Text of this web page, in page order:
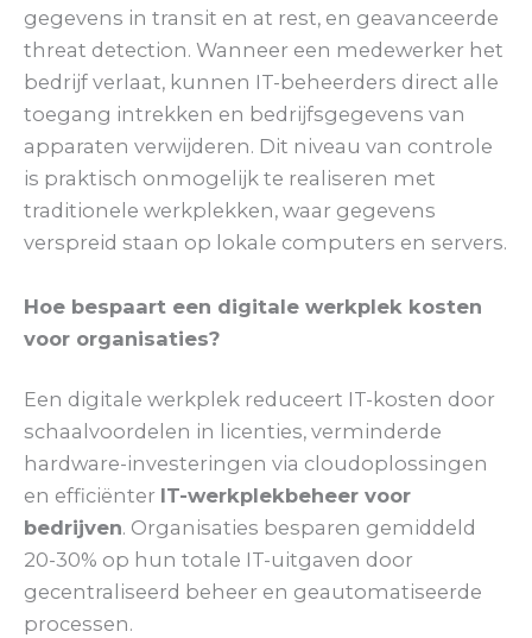
gegevens in transit en at rest, en geavanceerde
threat detection. Wanneer een medewerker het
bedrijf verlaat, kunnen IT-beheerders direct alle
toegang intrekken en bedrijfsgegevens van
apparaten verwijderen. Dit niveau van controle
is praktisch onmogelijk te realiseren met
traditionele werkplekken, waar gegevens
verspreid staan op lokale computers en servers.
Hoe bespaart een digitale werkplek kosten
voor organisaties?
Een digitale werkplek reduceert IT-kosten door
schaalvoordelen in licenties, verminderde
hardware-investeringen via cloudoplossingen
en efficiënter IT-werkplekbeheer voor
bedrijven. Organisaties besparen gemiddeld
20-30% op hun totale IT-uitgaven door
gecentraliseerd beheer en geautomatiseerde
processen.